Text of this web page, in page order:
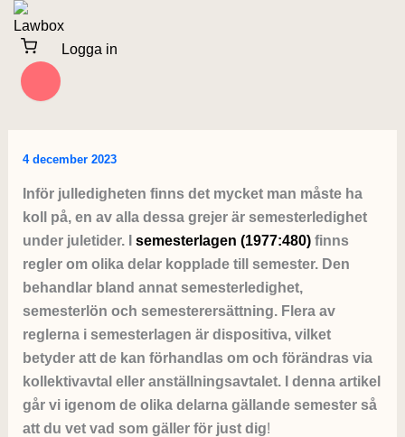
Logga in
Hoppa
innehåll
4 december 2023
Inför julledigheten finns det mycket man måste ha
koll på, en av alla dessa grejer är semesterledighet
under juletider. I semesterlagen (1977:480)finns
regler om olika delar kopplade till semester. Den
behandlar bland annat semesterledighet,
semesterlön och semesterersättning. Flera av
reglerna i semesterlagen är dispositiva, vilket
betyder att de kan förhandlas om och förändras via
kollektivavtal eller anställningsavtalet. I denna artikel
går vi igenom de olika delarna gällande semester så
att du vet vad som gäller för just dig!